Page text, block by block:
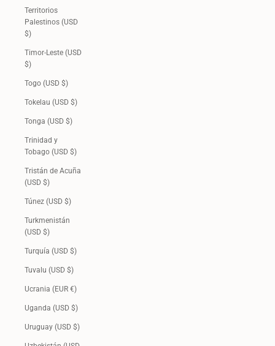
Territorios
Palestinos (USD
$)
Timor-Leste (USD
$)
Togo (USD $)
Tokelau (USD $)
Tonga (USD $)
Trinidad y
Tobago (USD $)
Tristán de Acuña
(USD $)
Túnez (USD $)
Turkmenistán
(USD $)
Turquía (USD $)
Tuvalu (USD $)
Ucrania (EUR €)
Uganda (USD $)
Uruguay (USD $)